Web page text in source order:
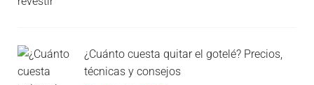
¿Cuánto cuesta quitar el gotelé? Precios,
técnicas y consejos